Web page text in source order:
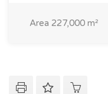
Area 227,000 m²